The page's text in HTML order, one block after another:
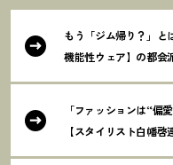
もう「ジム帰り ？ 」と
機能性ウェア】の都会
「ファッションは“偏
【スタイリスト白幡啓